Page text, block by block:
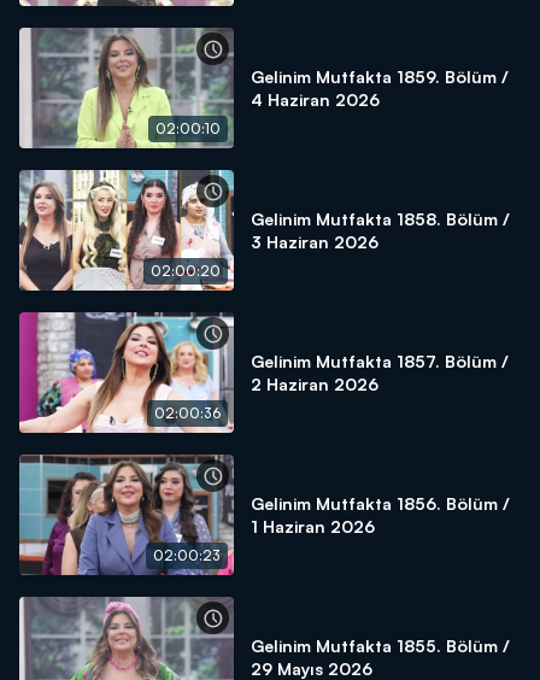
02:00:10
Gelinim Mutfakta 1859. Bölüm /
4 Haziran 2026
02:00:20
Gelinim Mutfakta 1858. Bölüm /
3 Haziran 2026
02:00:36
Gelinim Mutfakta 1857. Bölüm /
2 Haziran 2026
02:00:23
Gelinim Mutfakta 1856. Bölüm /
1 Haziran 2026
Gelinim Mutfakta 1855. Bölüm /
29 Mayıs 2026